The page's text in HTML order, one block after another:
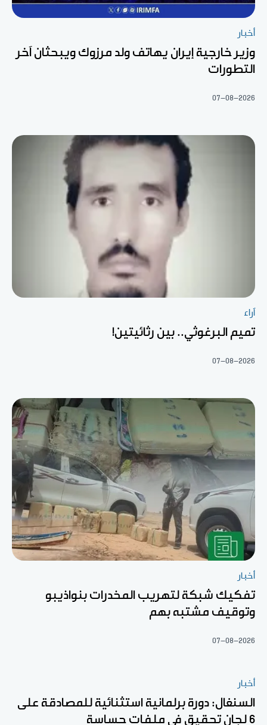
أخبار
وزير خارجية إيران يهاتف ولد مرزوك ويبحثان آخر
التطورات
07-08-2026
آراء
تميم البرغوثي.. بين رثائيتين!
07-08-2026
أخبار
تفكيك شبكة لتهريب المخدرات بنواذيبو
وتوقيف مشتبه بهم
07-08-2026
أخبار
السنغال: دورة برلمانية استثنائية للمصادقة على
6 لجان تحقيق في ملفات حساسة